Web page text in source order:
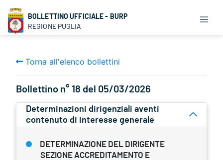
BOLLETTINO UFFICIALE - BURP
REGIONE PUGLIA
Torna all'elenco bollettini
Bollettino n° 18 del 05/03/2026
Determinazioni dirigenziali aventi
contenuto di interesse generale
DETERMINAZIONE DEL DIRIGENTE
SEZIONE ACCREDITAMENTO E